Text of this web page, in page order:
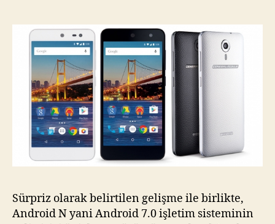
Sürpriz olarak belirtilen gelişme ile birlikte,
Android N yani Android 7.0 işletim sisteminin